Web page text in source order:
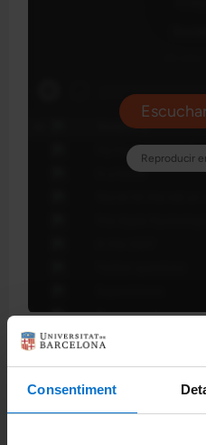
Consentiment
Consulta la transcripció de
Find below the transcript of